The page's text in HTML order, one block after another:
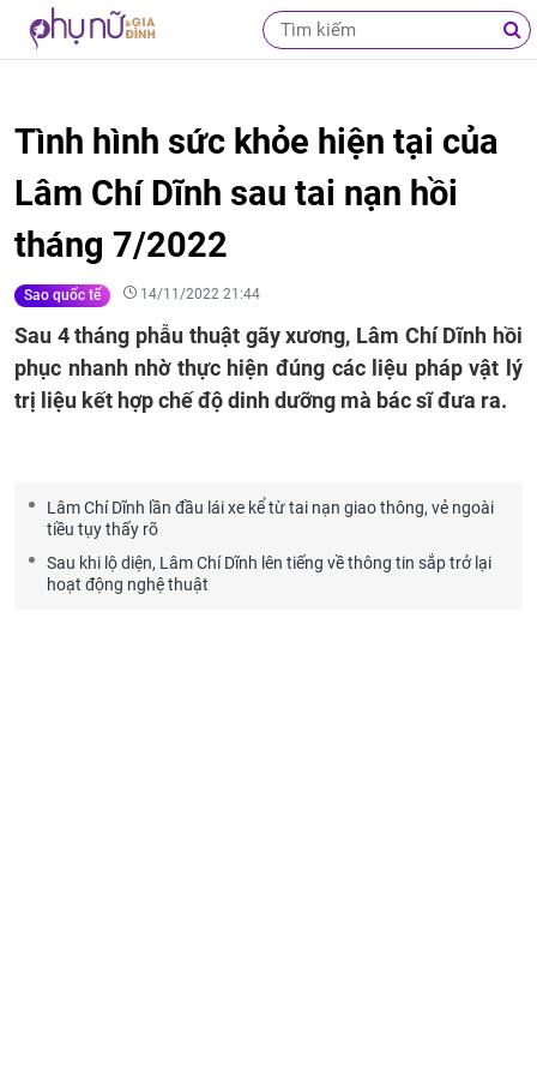
Tình hình sức khỏe hiện tại của
Lâm Chí Dĩnh sau tai nạn hồi
tháng 7/2022
Sao quốc tế 14/11/2022 21:44
Sau 4 tháng phẫu thuật gãy xương, Lâm Chí Dĩnh hồi
phục nhanh nhờ thực hiện đúng các liệu pháp vật lý
trị liệu kết hợp chế độ dinh dưỡng mà bác sĩ đưa ra.
Lâm Chí Dĩnh lần đầu lái xe kể từ tai nạn giao thông, vẻ ngoài
tiều tụy thấy rõ
Sau khi lộ diện, Lâm Chí Dĩnh lên tiếng về thông tin sắp trở lại
hoạt động nghệ thuật